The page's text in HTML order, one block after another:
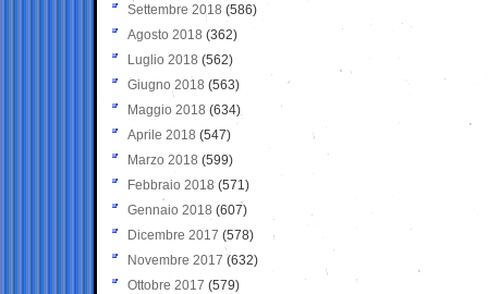
Settembre 2018 (586)
Agosto 2018 (362)
Luglio 2018 (562)
Giugno 2018 (563)
Maggio 2018 (634)
Aprile 2018 (547)
Marzo 2018 (599)
Febbraio 2018 (571)
Gennaio 2018 (607)
Dicembre 2017 (578)
Novembre 2017 (632)
Ottobre 2017 (579)